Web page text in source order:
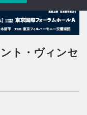
n
a
v
g
o
ト・ヴィンセ